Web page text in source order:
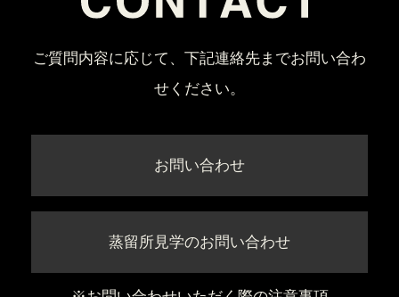
ご質問内容に応じて、下記連絡先までお問い合わ
せください。
お問い合わせ
蒸留所見学のお問い合わせ